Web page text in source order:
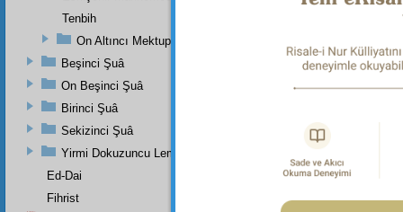
Ben
Tenbih
On Altıncı Mektup
Beşinci Şuâ
On Beşinci Şuâ
Birinci Şuâ
Sekizinci Şuâ
Yirmi Dokuzuncu Lem'adan İkinci Bab
Ed-Dai
Fihrist